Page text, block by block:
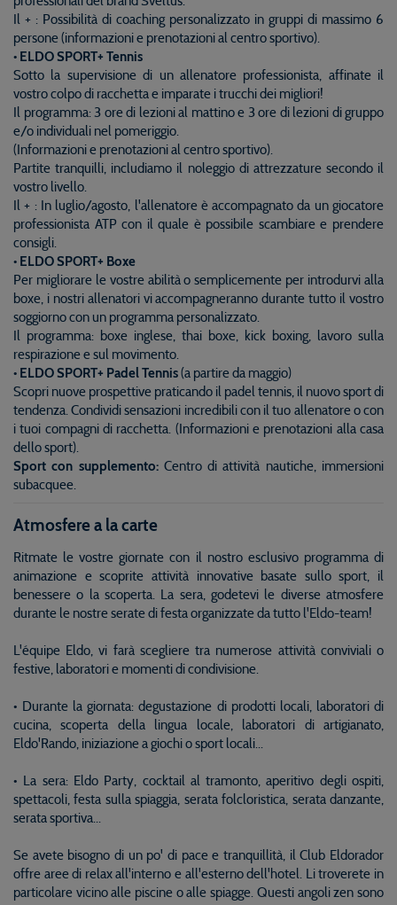
Il + : Possibilità di coaching personalizzato in gruppi di massimo 6
persone (informazioni e prenotazioni al centro sportivo).
• ELDO SPORT+ Tennis
Sotto la supervisione di un allenatore professionista, affinate il
vostro colpo di racchetta e imparate i trucchi dei migliori!
Il programma: 3 ore di lezioni al mattino e 3 ore di lezioni di gruppo
e/o individuali nel pomeriggio.
(Informazioni e prenotazioni al centro sportivo).
Partite tranquilli, includiamo il noleggio di attrezzature secondo il
vostro livello.
Il + : In luglio/agosto, l'allenatore è accompagnato da un giocatore
professionista ATP con il quale è possibile scambiare e prendere
consigli.
• ELDO SPORT+ Boxe
Per migliorare le vostre abilità o semplicemente per introdurvi alla
boxe, i nostri allenatori vi accompagneranno durante tutto il vostro
soggiorno con un programma personalizzato.
Il programma: boxe inglese, thai boxe, kick boxing, lavoro sulla
respirazione e sul movimento.
• ELDO SPORT+ Padel Tennis(a partire da maggio)
Scopri nuove prospettive praticando il padel tennis, il nuovo sport di
tendenza. Condividi sensazioni incredibili con il tuo allenatore o con
i tuoi compagni di racchetta. (Informazioni e prenotazioni alla casa
dello sport).
Sport con supplemento:Centro di attività nautiche, immersioni
subacquee.
Atmosfere a la carte
Ritmate le vostre giornate con il nostro esclusivo programma di
animazione e scoprite attività innovative basate sullo sport, il
benessere o la scoperta. La sera, godetevi le diverse atmosfere
durante le nostre serate di festa organizzate da tutto l'Eldo-team!
L'équipe Eldo, vi farà scegliere tra numerose attività conviviali o
festive, laboratori e momenti di condivisione.
• Durante la giornata: degustazione di prodotti locali, laboratori di
cucina, scoperta della lingua locale, laboratori di artigianato,
Eldo'Rando, iniziazione a giochi o sport locali...
• La sera: Eldo Party, cocktail al tramonto, aperitivo degli ospiti,
spettacoli, festa sulla spiaggia, serata folcloristica, serata danzante,
serata sportiva...
Se avete bisogno di un po' di pace e tranquillità, il Club Eldorador
offre aree di relax all'interno e all'esterno dell'hotel. Li troverete in
particolare vicino alle piscine o alle spiagge. Questi angoli zen sono